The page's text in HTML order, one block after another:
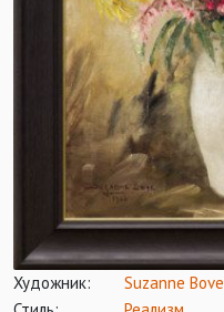
Художник:
Suzanne Bove